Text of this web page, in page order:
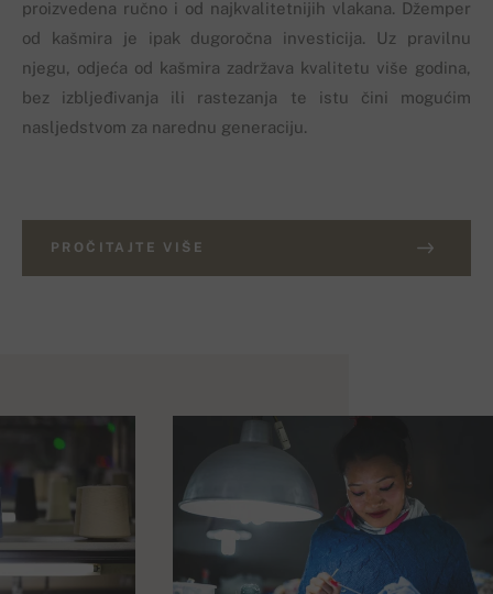
proizvedena ručno i od najkvalitetnijih vlakana. Džemper
od kašmira je ipak dugoročna investicija. Uz pravilnu
njegu, odjeća od kašmira zadržava kvalitetu više godina,
bez izbljeđivanja ili rastezanja te istu čini mogućim
nasljedstvom za narednu generaciju.
PROČITAJTE VIŠE